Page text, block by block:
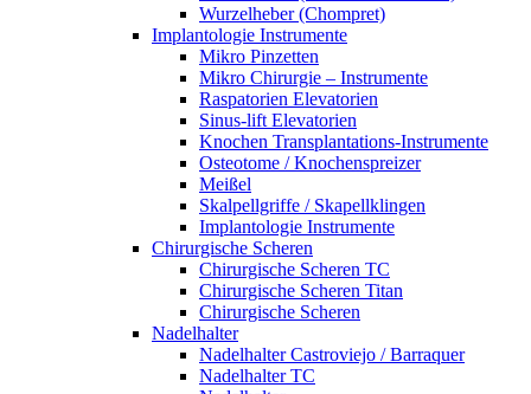
Wurzelheber (Chompret)
Implantologie Instrumente
Mikro Pinzetten
Mikro Chirurgie – Instrumente
Raspatorien Elevatorien
Sinus-lift Elevatorien
Knochen Transplantations-Instrumente
Osteotome / Knochenspreizer
Meißel
Skalpellgriffe / Skapellklingen
Implantologie Instrumente
Chirurgische Scheren
Chirurgische Scheren TC
Chirurgische Scheren Titan
Chirurgische Scheren
Nadelhalter
Nadelhalter Castroviejo / Barraquer
Nadelhalter TC